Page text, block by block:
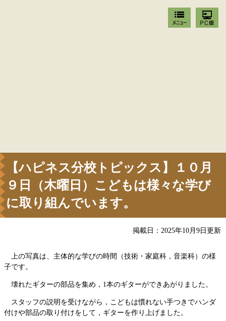
【ハピネス分校トピックス】１０月
９日（木曜日）こどもは様々な学び
に取り組んでいます。
掲載日：2025年10月9日更新
上の写真は、主体的な学びの時間（技術・家庭科，音楽科）の様
子です。
壊れたギターの部品を集め，1本のギターができあがりました。
スタッフの説明を受けながら，こどもは慣れない手つきでハンダ
付けや部品の取り付けをして，ギターを作り上げました。